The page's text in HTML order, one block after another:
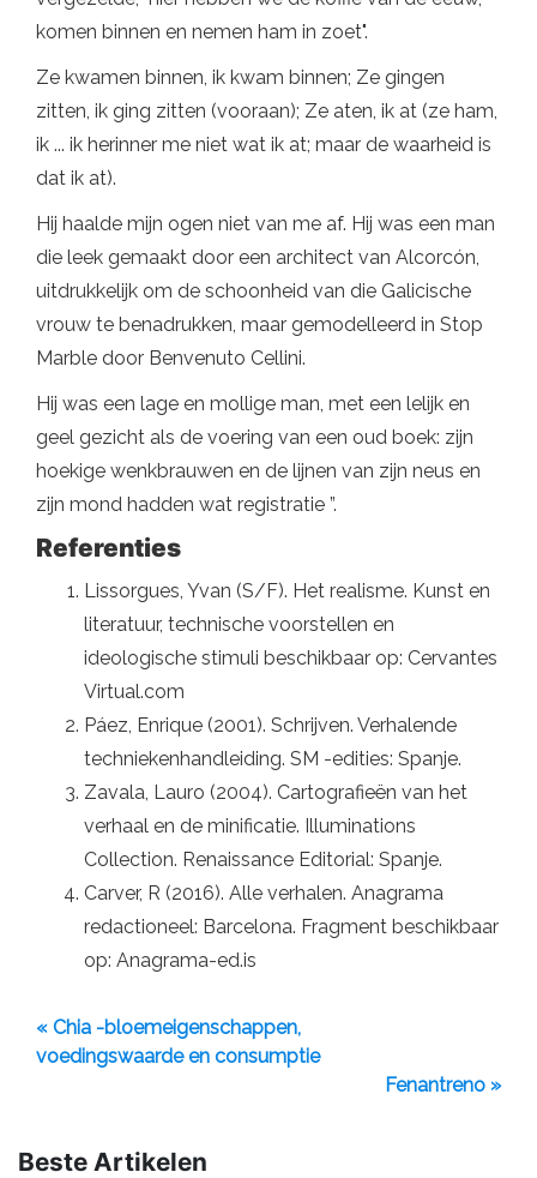
komen binnen en nemen ham in zoet".
Ze kwamen binnen, ik kwam binnen; Ze gingen
zitten, ik ging zitten (vooraan); Ze aten, ik at (ze ham,
ik ... ik herinner me niet wat ik at; maar de waarheid is
dat ik at).
Hij haalde mijn ogen niet van me af. Hij was een man
die leek gemaakt door een architect van Alcorcón,
uitdrukkelijk om de schoonheid van die Galicische
vrouw te benadrukken, maar gemodelleerd in Stop
Marble door Benvenuto Cellini.
Hij was een lage en mollige man, met een lelijk en
geel gezicht als de voering van een oud boek: zijn
hoekige wenkbrauwen en de lijnen van zijn neus en
zijn mond hadden wat registratie ”.
Referenties
Lissorgues, Yvan (S/F). Het realisme. Kunst en
literatuur, technische voorstellen en
ideologische stimuli beschikbaar op: Cervantes
Virtual.com
Páez, Enrique (2001). Schrijven. Verhalende
techniekenhandleiding. SM -edities: Spanje.
Zavala, Lauro (2004). Cartografieën van het
verhaal en de minificatie. Illuminations
Collection. Renaissance Editorial: Spanje.
Carver, R (2016). Alle verhalen. Anagrama
redactioneel: Barcelona. Fragment beschikbaar
op: Anagrama-ed.is
« Chia -bloemeigenschappen,
voedingswaarde en consumptie
Fenantreno »
Beste Artikelen